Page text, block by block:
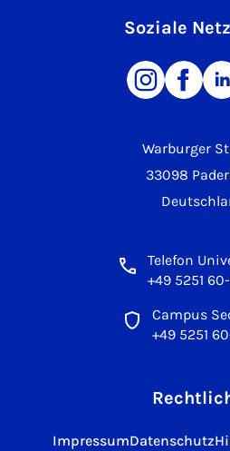
Warburger
33098
Telefon
+49 5251
Campus
+49 5251
Soziale
ImpressumDatenschutz